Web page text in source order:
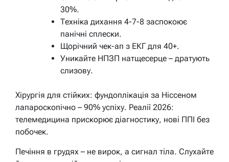
30%.
Техніка дихання 4-7-8 заспокоює
панічні сплески.
Щорічний чек-ап з ЕКГ для 40+.
Уникайте НПЗП натщесерце – дратують
слизову.
Хірургія для стійких: фундоплікація за Ніссеном
лапароскопічно – 90% успіху. Реалії 2026:
телемедицина прискорює діагностику, нові ППІ без
побочек.
Печіння в грудях – не вирок, а сигнал тіла. Слухайте